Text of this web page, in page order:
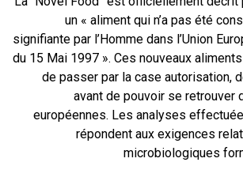
un « aliment qui n’a pas été
signifiante par l’Homme dans l’Union
du 15 Mai 1997 ». Ces nouveaux
de passer par la case autorisation,
avant de pouvoir se retrouver
européennes. Les analyses
répondent aux exigences
microbiologiques